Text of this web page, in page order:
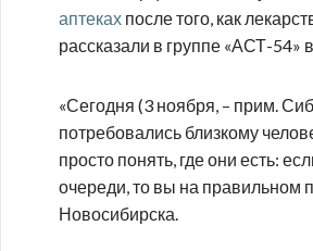
аптеках после того, как
рассказали в группе «АСТ-54»
«Сегодня (3 ноября, – прим.
потребовались близкому
просто понять, где они есть:
очереди, то вы на правильном
Новосибирска.